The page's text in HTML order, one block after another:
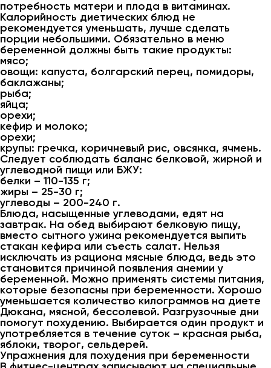
потребность матери и плода в витаминах.
Калорийность диетических блюд не
рекомендуется уменьшать, лучше сделать
порции небольшими. Обязательно в меню
беременной должны быть такие продукты:
мясо;
овощи: капуста, болгарский перец, помидоры,
баклажаны;
рыба;
яйца;
орехи;
кефир и молоко;
орехи;
крупы: гречка, коричневый рис, овсянка, ячмень.
Следует соблюдать баланс белковой, жирной и
углеводной пищи или БЖУ:
белки – 110-135 г;
жиры – 25-30 г;
углеводы – 200-240 г.
Блюда, насыщенные углеводами, едят на
завтрак. На обед выбирают белковую пищу,
вместо сытного ужина рекомендуется выпить
стакан кефира или съесть салат. Нельзя
исключать из рациона мясные блюда, ведь это
становится причиной появления анемии у
беременной. Можно применять системы питания,
которые безопасны при беременности. Хорошо
уменьшается количество килограммов на диете
Дюкана, мясной, бессолевой. Разгрузочные дни
помогут похудению. Выбирается один продукт и
употребляется в течение суток – красная рыба,
яблоки, творог, сельдерей.
Упражнения для похудения при беременности